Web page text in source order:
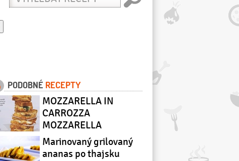
recept
PODOBNÉ RECEPTY
MOZZARELLA IN
CARROZZA
MOZZARELLA
V KOČÁŘE
Marinovaný grilovaný
ananas po thajsku